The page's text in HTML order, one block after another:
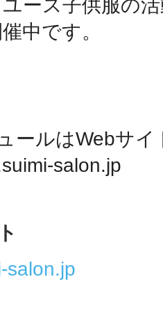
ース子供服の
中です。
ールはWebサ
salon.jp
salon.jp
秋葉原